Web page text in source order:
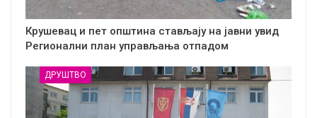
Крушевац и пет општина стављају на јавни увид
Регионални план управљања отпадом
ДРУШТВО